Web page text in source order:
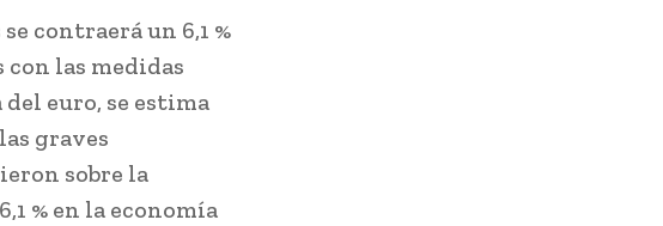
contraerá un 6,1 %
las medidas
euro, se estima
graves
sobre la
% en la economía